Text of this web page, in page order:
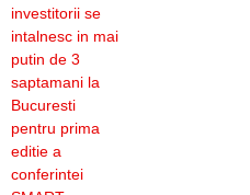
investitorii se
intalnesc in mai
putin de 3
saptamani la
Bucuresti
pentru prima
editie a
conferintei